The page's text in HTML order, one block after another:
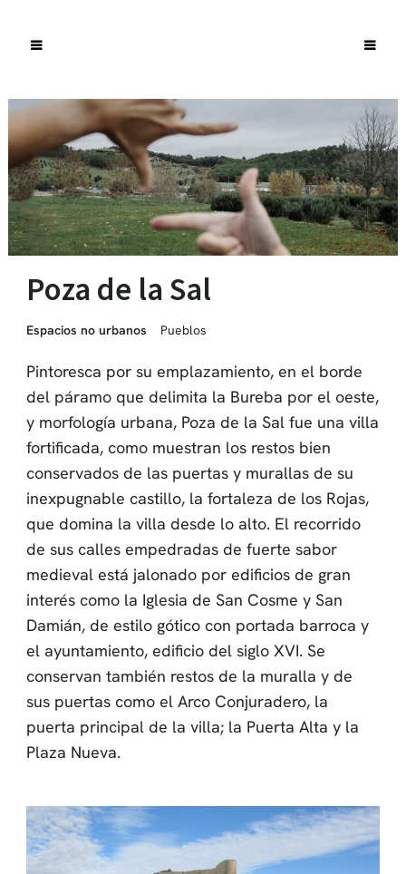
Poza de la Sal
Espacios no urbanos Pueblos
Pintoresca por su emplazamiento, en el borde
del páramo que delimita la Bureba por el oeste,
y morfología urbana, Poza de la Sal fue una villa
fortificada, como muestran los restos bien
conservados de las puertas y murallas de su
inexpugnable castillo, la fortaleza de los Rojas,
que domina la villa desde lo alto. El recorrido
de sus calles empedradas de fuerte sabor
medieval está jalonado por edificios de gran
interés como la Iglesia de San Cosme y San
Damián, de estilo gótico con portada barroca y
el ayuntamiento, edificio del siglo XVI. Se
conservan también restos de la muralla y de
sus puertas como el Arco Conjuradero, la
puerta principal de la villa; la Puerta Alta y la
Plaza Nueva.